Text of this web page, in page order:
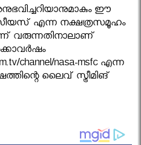
ഈ
എന്ന നക്ഷത്രസമൂഹം
വരുന്നതിനാലാണ്
channel/nasa-msfc എന്ന
ലൈവ് സ്ട്രീമിങ്